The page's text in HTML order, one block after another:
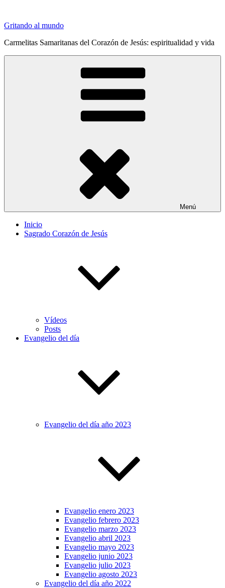
contenido
Gritando al mundo
Carmelitas Samaritanas del Corazón de Jesús: espiritualidad y vida
Menú
Inicio
Sagrado Corazón de Jesús
Vídeos
Posts
Evangelio del día
Evangelio del día año 2023
Evangelio enero 2023
Evangelio febrero 2023
Evangelio marzo 2023
Evangelio abril 2023
Evangelio mayo 2023
Evangelio junio 2023
Evangelio julio 2023
Evangelio agosto 2023
Evangelio del día año 2022